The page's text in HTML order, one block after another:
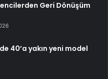
Geri Dönüşüm
40’a yakın yeni model